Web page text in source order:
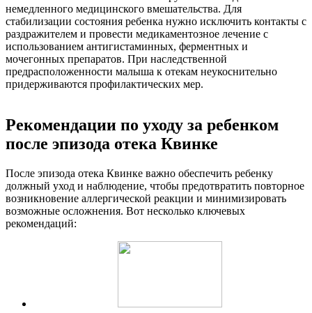
немедленного медицинского вмешательства. Для
стабилизации состояния ребенка нужно исключить контакты с
раздражителем и провести медикаментозное лечение с
использованием антигистаминных, ферментных и
мочегонных препаратов. При наследственной
предрасположенности малыша к отекам неукоснительно
придерживаются профилактических мер.
Рекомендации по уходу за ребенком
после эпизода отека Квинке
После эпизода отека Квинке важно обеспечить ребенку
должный уход и наблюдение, чтобы предотвратить повторное
возникновение аллергической реакции и минимизировать
возможные осложнения. Вот несколько ключевых
рекомендаций: